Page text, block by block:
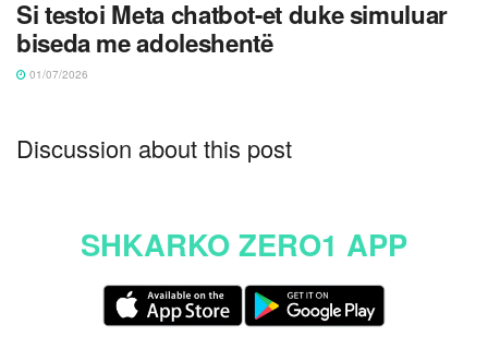
Si testoi Meta chatbot-et duke simuluar
biseda me adoleshentë
01/07/2026
Discussion about this post
SHKARKO ZERO1 APP